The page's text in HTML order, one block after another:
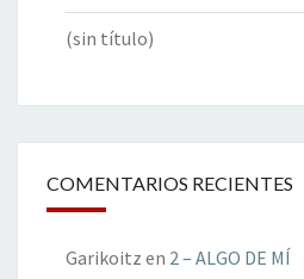
(sin título)
COMENTARIOS RECIENTES
Garikoitz en 2 – ALGO DE MÍ